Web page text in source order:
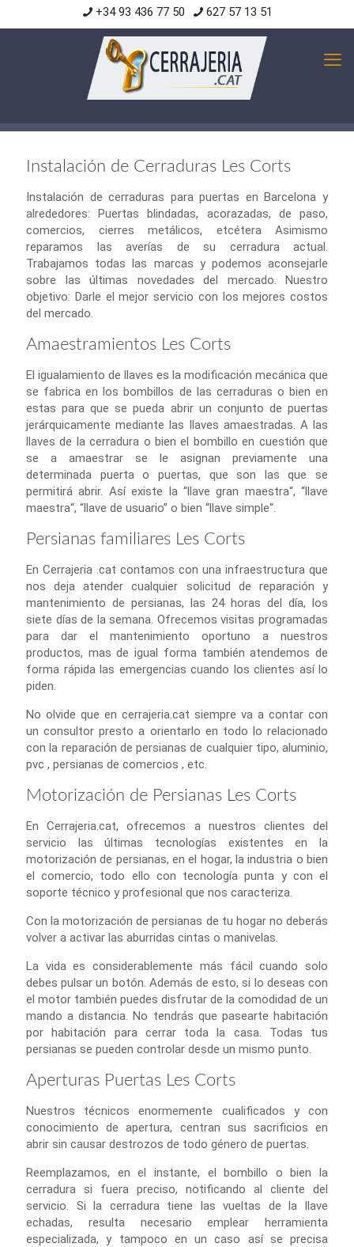
+34 93 436 77 50 627 57 13 51
Instalación de Cerraduras Les Corts
Instalación de cerraduras para puertas en Barcelona y
alrededores: Puertas blindadas, acorazadas, de paso,
comercios, cierres metálicos, etcétera Asimismo
reparamos las averías de su cerradura actual.
Trabajamos todas las marcas y podemos aconsejarle
sobre las últimas novedades del mercado. Nuestro
objetivo: Darle el mejor servicio con los mejores costos
del mercado.
Amaestramientos Les Corts
El igualamiento de llaves es la modificación mecánica que
se fabrica en los bombillos de las cerraduras o bien en
estas para que se pueda abrir un conjunto de puertas
jerárquicamente mediante las llaves amaestradas. A las
llaves de la cerradura o bien el bombillo en cuestión que
se a amaestrar se le asignan previamente una
determinada puerta o puertas, que son las que se
permitirá abrir. Así existe la “llave gran maestra“, “llave
maestra“, “llave de usuario” o bien “llave simple“.
Persianas familiares Les Corts
En Cerrajeria .cat contamos con una infraestructura que
nos deja atender cualquier solicitud de reparación y
mantenimiento de persianas, las 24 horas del día, los
siete días de la semana. Ofrecemos visitas programadas
para dar el mantenimiento oportuno a nuestros
productos, mas de igual forma también atendemos de
forma rápida las emergencias cuando los clientes así lo
piden.
No olvide que en cerrajeria.cat siempre va a contar con
un consultor presto a orientarlo en todo lo relacionado
con la reparación de persianas de cualquier tipo, aluminio,
pvc , persianas de comercios , etc.
Motorización de Persianas Les Corts
En Cerrajeria.cat, ofrecemos a nuestros clientes del
servicio las últimas tecnologías existentes en la
motorización de persianas, en el hogar, la industria o bien
el comercio, todo ello con tecnología punta y con el
soporte técnico y profesional que nos caracteriza.
Con la motorización de persianas de tu hogar no deberás
volver a activar las aburridas cintas o manivelas.
La vida es considerablemente más fácil cuando solo
debes pulsar un botón. Además de esto, si lo deseas con
el motor también puedes disfrutar de la comodidad de un
mando a distancia. No tendrás que pasearte habitación
por habitación para cerrar toda la casa. Todas tus
persianas se pueden controlar desde un mismo punto.
Aperturas Puertas Les Corts
Nuestros técnicos enormemente cualificados y con
conocimiento de apertura, centran sus sacrificios en
abrir sin causar destrozos de todo género de puertas.
Reemplazamos, en el instante, el bombillo o bien la
cerradura si fuera preciso, notificando al cliente del
servicio. Si la cerradura tiene las vueltas de la llave
echadas, resulta necesario emplear herramienta
especializada, y tampoco en un caso así se precisa